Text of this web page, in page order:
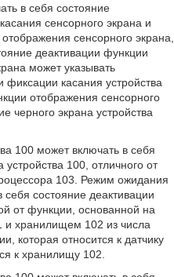
в себя состояние
сенсорного экрана и
сенсорного экрана,
деактивации функции
может указывать
касания устройства
отображения сенсорного
черного экрана устройства
100 может включать в себя
100, отличного от
103. Режим ожидания
состояние деактивации
от функции, основанной на
и хранилищем 102 из числа
которая относится к датчику
к хранилищу 102.